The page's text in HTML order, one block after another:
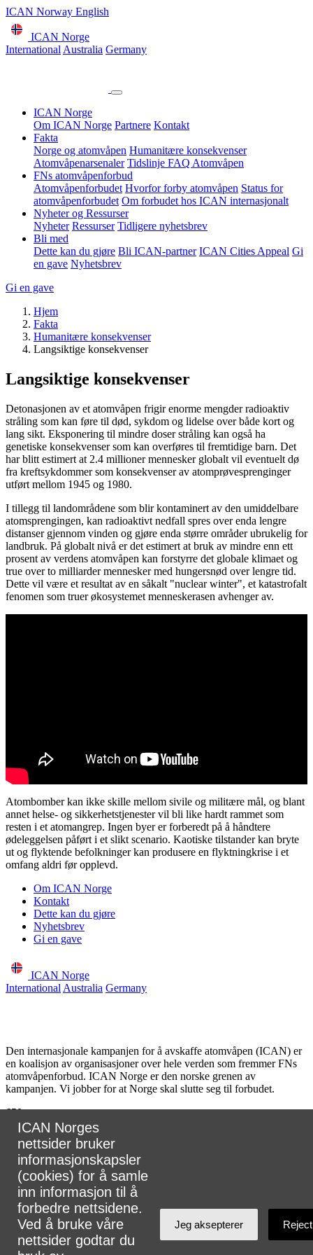
ICAN Norway English
ICAN Norge
International Australia Germany
ICAN Norge
Om ICAN Norge Partnere Kontakt
Fakta
Norge og atomvåpen Humanitære konsekvenser
Atomvåpenarsenaler Tidslinje FAQ Atomvåpen
FNs atomvåpenforbud
Atomvåpenforbudet Hvorfor forby atomvåpen Status for
atomvåpenforbudet Om forbudet hos ICAN internasjonalt
Nyheter og Ressurser
Nyheter Ressurser Tidligere nyhetsbrev
Bli med
Dette kan du gjøre Bli ICAN-partner ICAN Cities Appeal Gi
en gave Nyhetsbrev
Gi en gave
Hjem
Fakta
Humanitære konsekvenser
Langsiktige konsekvenser
Langsiktige konsekvenser
Detonasjonen av et atomvåpen frigir enorme mengder radioaktiv
stråling som kan føre til død, sykdom og lidelse over både kort og
lang sikt. Eksponering til mindre doser stråling kan også ha
genetiske konsekvenser som kan overføres til fremtidige barn. Det
har blitt estimert at 2.4 millioner mennesker globalt vil eventuelt dø
fra kreftsykdommer som konsekvenser av atomprøvesprenginger
utført mellom 1945 og 1980.
I tillegg til landområdene som blir kontaminert av den umiddelbare
atomsprengingen, kan radioaktivt nedfall spres over enda lengre
distanser gjennom vinden og gjøre enda større områder ubrukelig for
landbruk. På globalt nivå er det estimert at bruk av mindre enn ett
prosent av verdens atomvåpen kan forstyrre det globale klimaet og
true over to milliarder mennesker med hungersnød over lengre tid.
Dette vil være et resultat av en såkalt "nuclear winter", et katastrofalt
fenomen som truer økosystemet menneskerasen avhenger av.
Atombomber kan ikke skille mellom sivile og militære mål, og blant
annet helse- og sikkerhetstjenester vil bli like hardt rammet som
resten i et atomangrep. Ingen byer er forberedt på å håndtere
ødeleggelsen påført i et slikt scenario. Kaotiske tilstander kan bryte
ut og flyktende befolkninger kan produsere en flyktningkrise i et
omfang aldri før opplevd.
Om ICAN Norge
Kontakt
Dette kan du gjøre
Nyhetsbrev
Gi en gave
ICAN Norge
International Australia Germany
Den internasjonale kampanjen for å avskaffe atomvåpen (ICAN) er
en koalisjon av organisasjoner over hele verden som fremmer FNs
atomvåpenforbud. ICAN Norge er den norske grenen av
kampanjen. Vi jobber for at Norge skal slutte seg til forbudet.
650partnere
107land
Koordinator for ICAN Norge, Tuva Krogh Widskjold.
E-post: tuva@legermotatomvapen.no
ICAN Norges
nettsider bruker
informasjonskapsler
(cookies) for å samle
inn informasjon til å
forbedre nettsidene.
Ved å bruke våre
nettsider godtar du
Jeg aksepterer Reject